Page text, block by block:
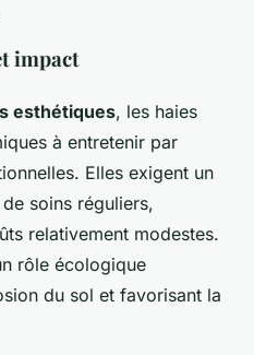
impact
esthétiques, les haies
à entretenir par
Elles exigent un
soins réguliers,
relativement modestes.
rôle écologique
du sol et favorisant la